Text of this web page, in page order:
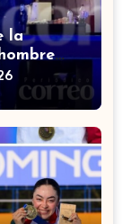
la